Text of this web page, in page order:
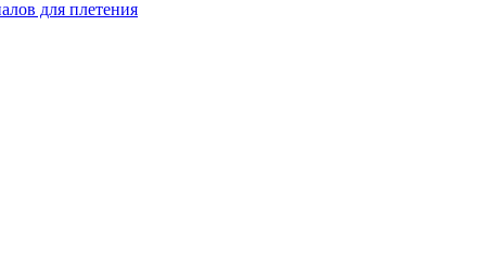
для плетения